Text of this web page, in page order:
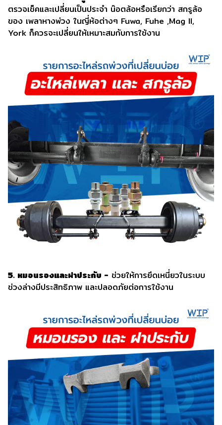
ตรวจเช็คและเปลี่ยนเป็นประจำ น๊อตล้อหรือเรียกว่า สกรูล้อ
ของ เพลาหางพ่วง ในญี่ห้อต่างๆ Fuwa, Fuhe ,Mag II,
York ก็ควรจะเปลี่ยนให้เหมาะสมกับการใช้งาน
5. หมอนรองและฝาประกับ - ช่วยให้การยึดเหนี่ยวในระบบ
ช่วงล่างมีประสิทธิภาพ และปลอดภัยต่อการใช้งาน